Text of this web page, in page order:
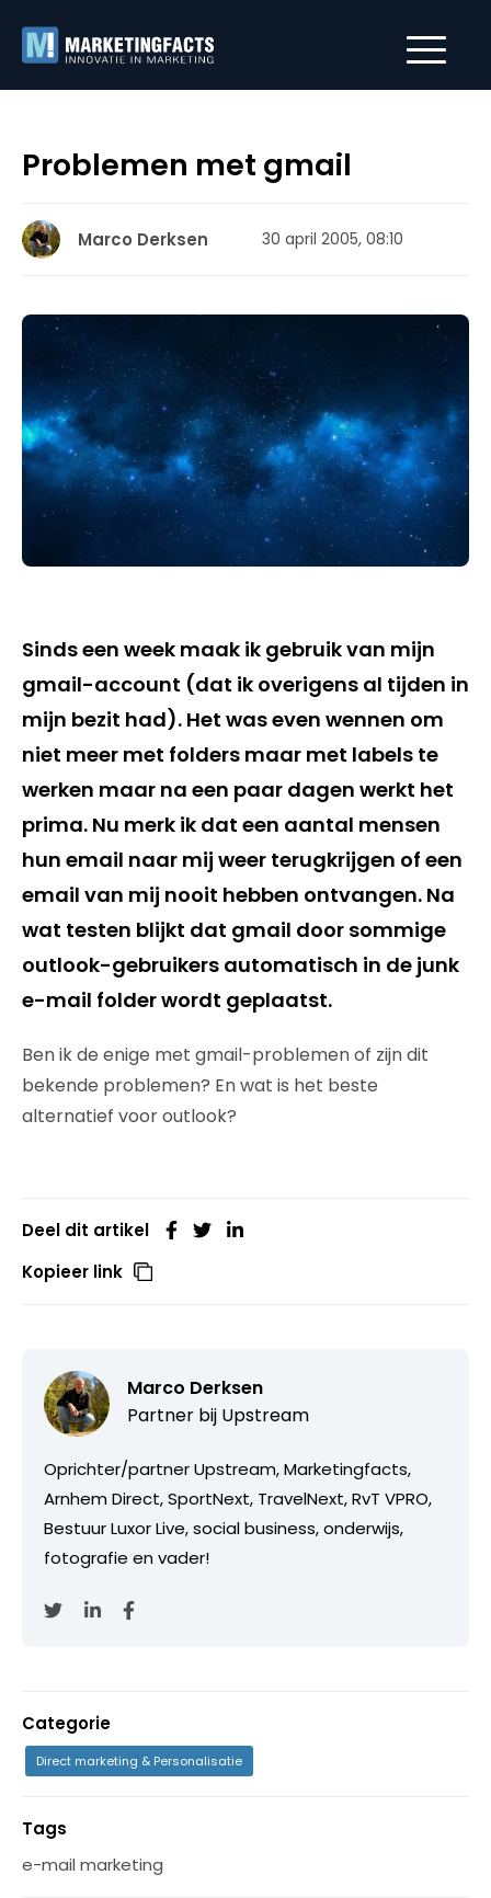
Problemen met gmail
Marco Derksen 30 april 2005, 08:10
Sinds een week maak ik gebruik van mijn
gmail-account (dat ik overigens al tijden in
mijn bezit had). Het was even wennen om
niet meer met folders maar met labels te
werken maar na een paar dagen werkt het
prima. Nu merk ik dat een aantal mensen
hun email naar mij weer terugkrijgen of een
email van mij nooit hebben ontvangen. Na
wat testen blijkt dat gmail door sommige
outlook-gebruikers automatisch in de junk
e-mail folder wordt geplaatst.
Ben ik de enige met gmail-problemen of zijn dit
bekende problemen? En wat is het beste
alternatief voor outlook?
Deel dit artikel
Kopieer link
Marco Derksen
Partner bij Upstream
Oprichter/partner Upstream, Marketingfacts,
Arnhem Direct, SportNext, TravelNext, RvT VPRO,
Bestuur Luxor Live, social business, onderwijs,
fotografie en vader!
Categorie
Direct marketing & Personalisatie
Tags
e-mail marketing